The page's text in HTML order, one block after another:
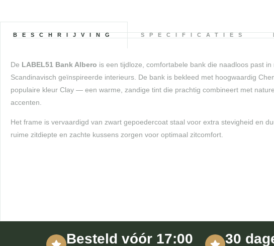
BESCHRIJVING SPECIFICATIES
De LABEL51 Bank Albero is een tijdloze, comfortabele bank die naadloos past in
Scandinavisch geïnspireerde interieurs. De bank is bekleed met hoogwaardig
populaire kleur Clay — een warme, zandige tint die prachtig combineert met
accenten.
Het frame is vervaardigd van zwart gepoedercoat staal voor extra stevigheid en
ruime zitdiepte en zachte kussens zorgen voor optimaal zitcomfort.
Besteld vóór 17:00 30